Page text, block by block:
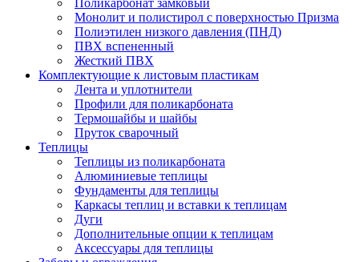
Монолит и полистирол с поверхностью Призма
Полиэтилен низкого давления (ПНД)
ПВХ вспененный
Жесткий ПВХ
Комплектующие к листовым пластикам
Лента и уплотнители
Профили для поликарбоната
Термошайбы и шайбы
Пруток сварочный
Теплицы
Теплицы из поликарбоната
Алюминиевые теплицы
Фундаменты для теплицы
Каркасы теплиц и вставки к теплицам
Дуги
Дополнительные опции к теплицам
Аксессуары для теплицы